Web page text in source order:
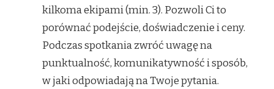
kilkoma ekipami (min. 3). Pozwoli Ci to
porównać podejście, doświadczenie i ceny.
Podczas spotkania zwróć uwagę na
punktualność, komunikatywność i sposób,
w jaki odpowiadają na Twoje pytania.